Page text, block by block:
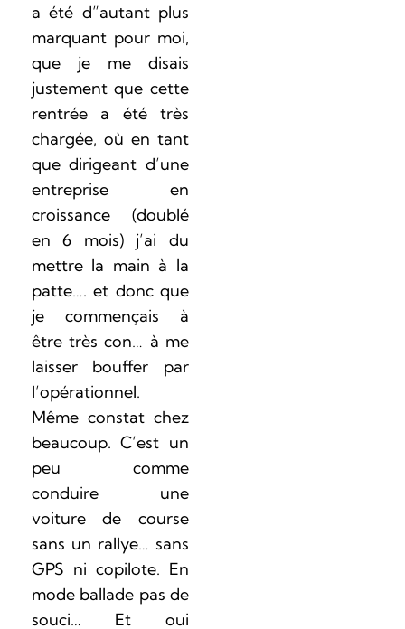
a été d”autant plus
marquant pour moi,
que je me disais
justement que cette
rentrée a été très
chargée, où en tant
que dirigeant d’une
entreprise en
croissance (doublé
en 6 mois) j’ai du
mettre la main à la
patte…. et donc que
je commençais à
être très con… à me
laisser bouffer par
l’opérationnel.
Même constat chez
beaucoup. C’est un
peu comme
conduire une
voiture de course
sans un rallye… sans
GPS ni copilote. En
mode ballade pas de
souci… Et oui